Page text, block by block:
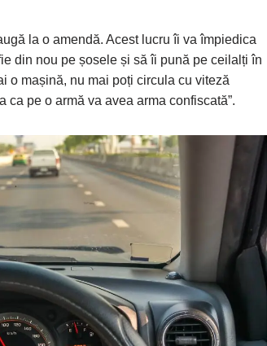
la o amendă. Acest lucru îi va împiedica
din nou pe șosele și să îi pună pe ceilalți în
o mașină, nu mai poți circula cu viteză
ca pe o armă va avea arma confiscată”.